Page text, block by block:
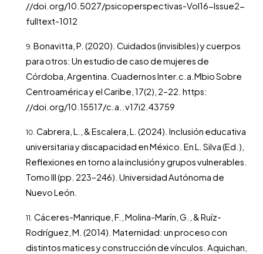
//doi.org/10.5027/psicoperspectivas-Vol16-Issue2-
fulltext-1012
Bonavitta, P. (2020). Cuidados (invisibles) y cuerpos
para otros: Un estudio de caso de mujeres de
Córdoba, Argentina. Cuadernos Inter.c.a.Mbio Sobre
Centroamérica y el Caribe, 17(2), 2–22. https:
//doi.org/10.15517/c.a..v17i2.43759
Cabrera, L., & Escalera, L. (2024). Inclusión educativa
universitaria y discapacidad en México. En L. Silva (Ed.),
Reflexiones en torno a la inclusión y grupos vulnerables.
Tomo III (pp. 223–246). Universidad Autónoma de
Nuevo León.
Cáceres-Manrique, F., Molina-Marín, G., & Ruíz-
Rodríguez, M. (2014). Maternidad: un proceso con
distintos matices y construcción de vínculos. Aquichan,